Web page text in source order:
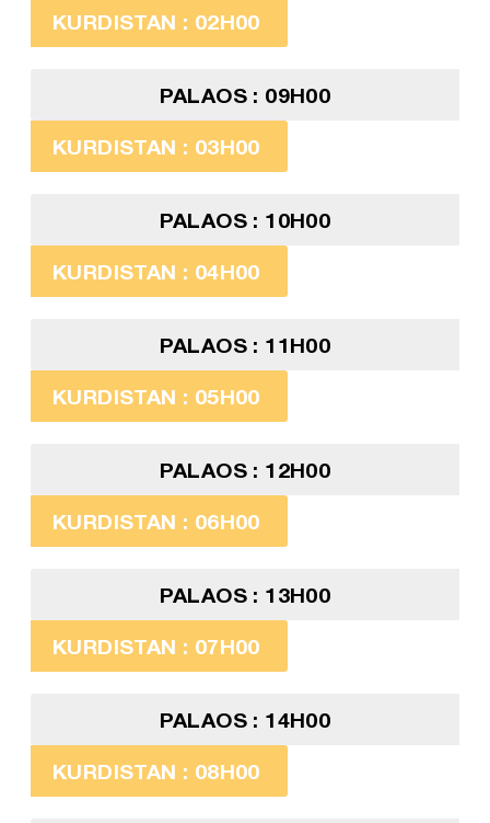
KURDISTAN : 02H00
PALAOS : 09H00
KURDISTAN : 03H00
PALAOS : 10H00
KURDISTAN : 04H00
PALAOS : 11H00
KURDISTAN : 05H00
PALAOS : 12H00
KURDISTAN : 06H00
PALAOS : 13H00
KURDISTAN : 07H00
PALAOS : 14H00
KURDISTAN : 08H00